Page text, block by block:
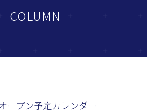
COLUMN
ープン予定カレンダー